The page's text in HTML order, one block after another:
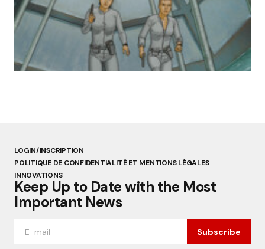
« Abandon des géants de la robotique :
Aldebaran, l’icône française laissée à l’oubli »
par Lucie Dubois 18 mars 2025
LOGIN/INSCRIPTION
POLITIQUE DE CONFIDENTIALITÉ ET MENTIONS LÉGALES
INNOVATIONS
Keep Up to Date with the Most
Important News
Subscribe